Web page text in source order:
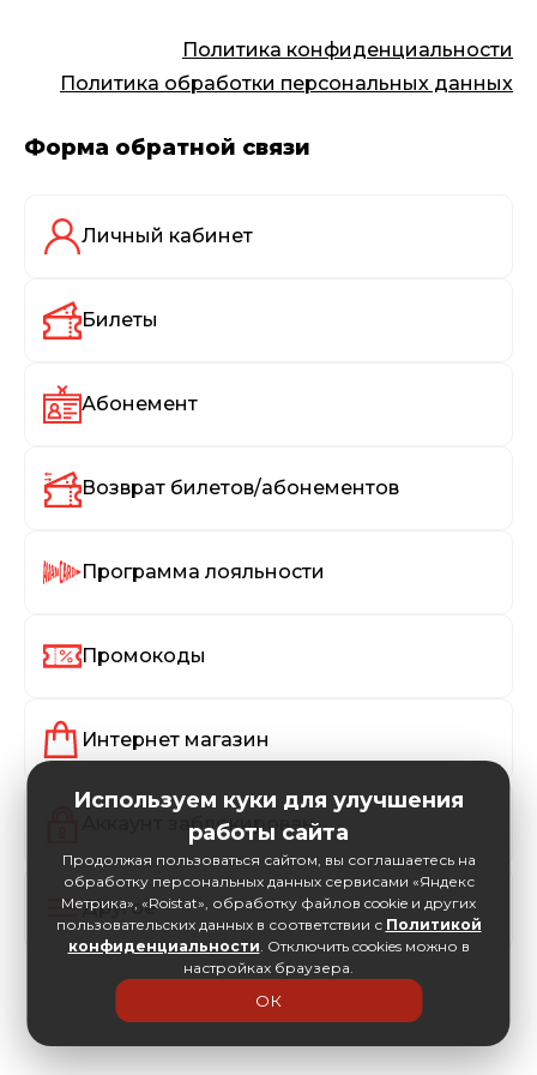
Политика конфиденциальности
Политика обработки персональных данных
Форма обратной связи
Личный кабинет
Билеты
Абонемент
Возврат билетов/абонементов
Программа лояльности
Промокоды
Интернет магазин
Аккаунт заблокирован
Другое
Используем куки для улучшения
работы сайта
Продолжая пользоваться сайтом, вы соглашаетесь на
обработку персональных данных сервисами «Яндекс
Метрика», «Roistat», обработку файлов cookie и других
пользовательских данных в соответствии с Политикой
конфиденциальности. Отключить cookies можно в
настройках браузера.
ОК